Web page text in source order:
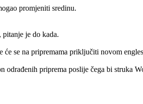
promjeniti sredinu.
je do kada.
se na pripremama priključiti novom
priprema poslije čega bi struka